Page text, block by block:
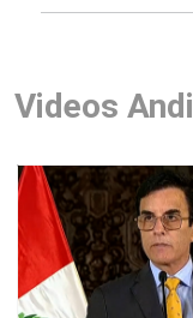
Videos